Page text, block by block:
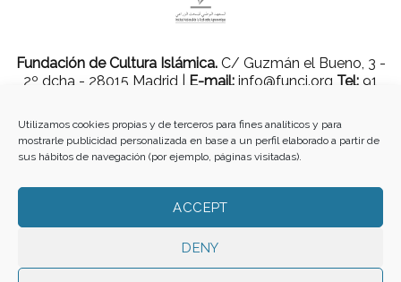
Utilizamos cookies propias y de terceros para fines analíticos y para
mostrarle publicidad personalizada en base a un perfil elaborado a partir de
sus hábitos de navegación (por ejemplo, páginas visitadas).
ACCEPT
DENY
Fundación de Cultura Islámica.C/ Guzmán el Bueno, 3 -
2º dcha - 28015 Madrid |
E-mail: info@funci.org Tel: 91
internacionales de copyright y no pueden ser reproducidos, distribuidos,
transmitidos, exhibidos, publicados o retransmitidos sin el permiso previo por
otro aviso de copyright del contenido. Sin embargo, puede descargar el material
de Med-O-Med en la Web (una copia legible y una copia impresa por página)